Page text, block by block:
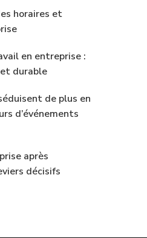
horaires et
en entreprise :
durable
de plus en
d’événements
après
décisifs